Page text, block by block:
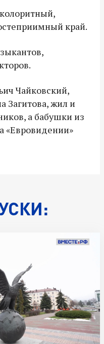
край.
Чайковский,
Загитова, жил и
а бабушки из
«Евровидении»